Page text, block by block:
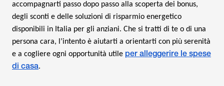
accompagnarti passo dopo passo alla scoperta dei bonus,
degli sconti e delle soluzioni di risparmio energetico
disponibili in Italia per gli anziani. Che si tratti di te o di una
persona cara, l’intento è aiutarti a orientarti con più serenità
e a cogliere ogni opportunità utile per alleggerire le spese
di casa.